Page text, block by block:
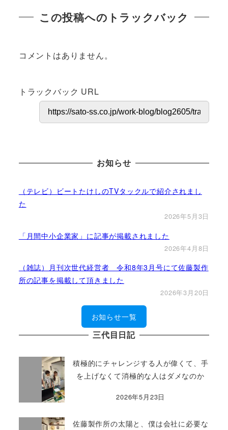
この投稿へのトラックバック
コメントはありません。
トラックバック URL
お知らせ
（テレビ）ビートたけしのTVタックルで紹介されまし
た
2026年5月3日
「月間中小企業家」に記事が掲載されました
2026年4月8日
（雑誌）月刊次世代経営者 令和8年3月号にて佐藤製作
所の記事を掲載して頂きました
2026年3月20日
お知らせ一覧
三代目日記
積極的にチャレンジする人が偉くて、手
を上げなくて消極的な人はダメなのか
2026年5月23日
佐藤製作所の太陽と、僕は会社に必要な